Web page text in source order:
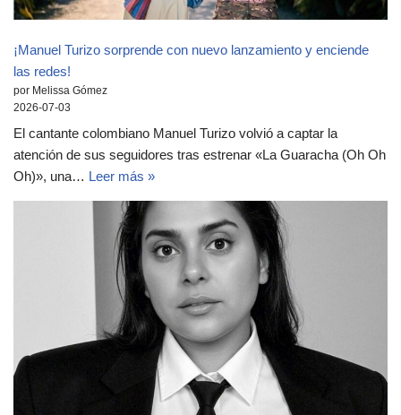
¡Manuel Turizo sorprende con nuevo lanzamiento y enciende
las redes!
por Melissa Gómez
2026-07-03
El cantante colombiano Manuel Turizo volvió a captar la
atención de sus seguidores tras estrenar «La Guaracha (Oh Oh
Oh)», una… Leer más »